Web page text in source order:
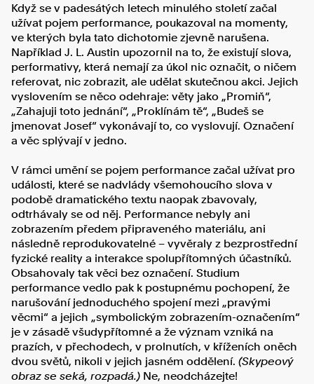
Když se v padesátých letech minulého století začal
užívat pojem performance, poukazoval na momenty,
ve kterých byla tato dichotomie zjevně narušena.
Například J. L. Austin upozornil na to, že existují slova,
performativy, která nemají za úkol nic označit, o ničem
referovat, nic zobrazit, ale udělat skutečnou akci. Jejich
vyslovením se něco odehraje: věty jako „Promiň“,
„Zahajuji toto jednání“, „Proklínám tě“, „Budeš se
jmenovat Josef“ vykonávají to, co vyslovují. Označení
a věc splývají v jedno.
V rámci umění se pojem performance začal užívat pro
události, které se nadvlády všemohoucího slova v
podobě dramatického textu naopak zbavovaly,
odtrhávaly se od něj. Performance nebyly ani
zobrazením předem připraveného materiálu, ani
následně reprodukovatelné – vyvěraly z bezprostřední
fyzické reality a interakce spolupřítomných účastníků.
Obsahovaly tak věci bez označení. Studium
performance vedlo pak k postupnému pochopení, že
narušování jednoduchého spojení mezi „pravými
věcmi“ a jejich „symbolickým zobrazením-označením“
je v zásadě všudypřítomné a že význam vzniká na
prazích, v přechodech, v prolnutích, v kříženích oněch
dvou světů, nikoli v jejich jasném oddělení.(Skypeový
obraz se seká, rozpadá.) Ne, neodcházejte!